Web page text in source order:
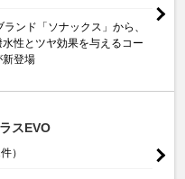
ンド「ソナックス」から、
性とツヤ効果を与えるコー
新登場
スEVO
）